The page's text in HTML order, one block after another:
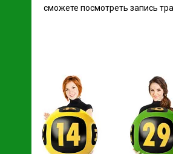
сможете посмотреть запись